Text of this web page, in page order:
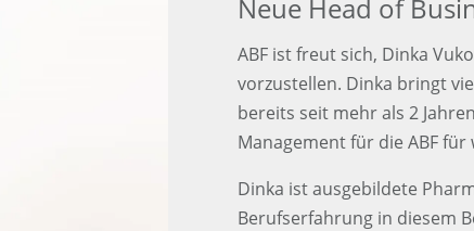
Neue Head of
ABF ist freut sich, Dinka
vorzustellen. Dinka bringt
bereits seit mehr als 2
Management für die ABF
Dinka ist ausgebildete
Berufserfahrung in diesem